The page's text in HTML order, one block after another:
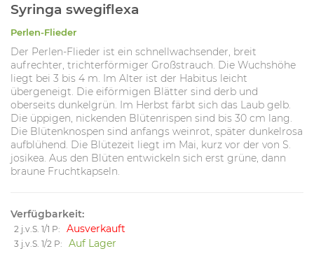
Syringa swegiflexa
Perlen-Flieder
Der Perlen-Flieder ist ein schnellwachsender, breit
aufrechter, trichterförmiger Großstrauch. Die Wuchshöhe
liegt bei 3 bis 4 m. Im Alter ist der Habitus leicht
übergeneigt. Die eiförmigen Blätter sind derb und
oberseits dunkelgrün. Im Herbst färbt sich das Laub gelb.
Die üppigen, nickenden Blütenrispen sind bis 30 cm lang.
Die Blütenknospen sind anfangs weinrot, später dunkelrosa
aufblühend. Die Blütezeit liegt im Mai, kurz vor der von S.
josikea. Aus den Blüten entwickeln sich erst grüne, dann
braune Fruchtkapseln.
Verfügbarkeit:
2 j.v.S. 1/1 P: Ausverkauft
3 j.v.S. 1/2 P: Auf Lager